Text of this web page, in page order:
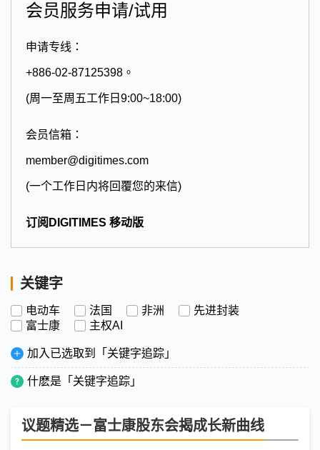
会员服务申请/试用
申请专线：
+886-02-87125398。
(周一至周五工作日9:00~18:00)
会员信箱：
member@digitimes.com
(一个工作日内将回覆您的来信)
订阅DIGITIMES 移动版
关键字
电动车 法国 非洲
先进封装
富士康
主权AI
加入已选取到「关键字追踪」
什麽是「关键字追踪」
议题精选－富士康股东会揭成长新曲线